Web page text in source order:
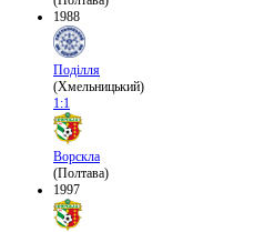
1988
Поділля
(Хмельницький)
1:1
Ворскла
(Полтава)
1997